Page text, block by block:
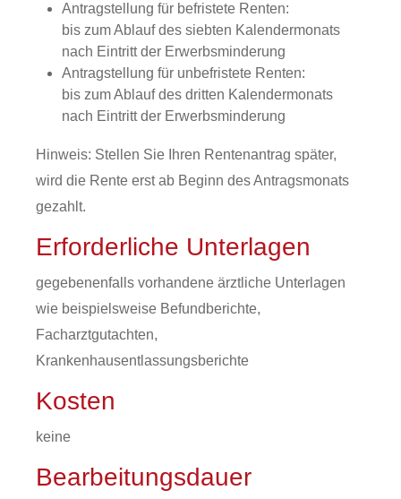
Antragstellung für befristete Renten:
bis zum Ablauf des siebten Kalendermonats
nach Eintritt der Erwerbsminderung
Antragstellung für unbefristete Renten:
bis zum Ablauf des dritten Kalendermonats
nach Eintritt der Erwerbsminderung
Hinweis: Stellen Sie Ihren Rentenantrag später,
wird die Rente erst ab Beginn des Antragsmonats
gezahlt.
Erforderliche Unterlagen
gegebenenfalls vorhandene ärztliche Unterlagen
wie beispielsweise Befundberichte,
Facharztgutachten,
Krankenhausentlassungsberichte
Kosten
keine
Bearbeitungsdauer